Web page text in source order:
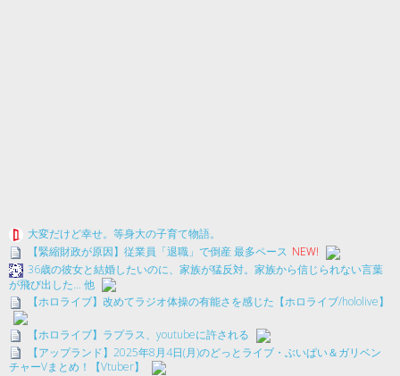
大変だけど幸せ。等身大の子育て物語。
【緊縮財政が原因】従業員「退職」で倒産 最多ペース NEW!
36歳の彼女と結婚したいのに、家族が猛反対。家族から信じられない言葉
が飛び出した… 他
【ホロライブ】改めてラジオ体操の有能さを感じた【ホロライブ/hololive】
【ホロライブ】ラプラス、youtubeに許される
【アップランド】2025年8月4日(月)のどっとライブ・ぶいぱい＆ガリベン
チャーVまとめ！【Vtuber】